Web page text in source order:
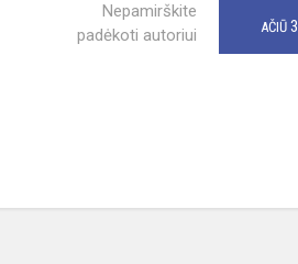
Nepamirškite
padėkoti autoriui
AČIŪ 3